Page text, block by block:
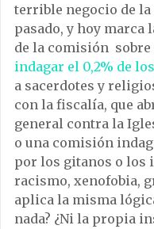
terrible negocio de
pasado, y hoy marca
de la comisión
indagar el 0,2% de
a sacerdotes y
con la fiscalía, que
general contra la
o una comisión
por los gitanos o los
racismo, xenofobia,
aplica la misma
nada? ¿Ni la propia